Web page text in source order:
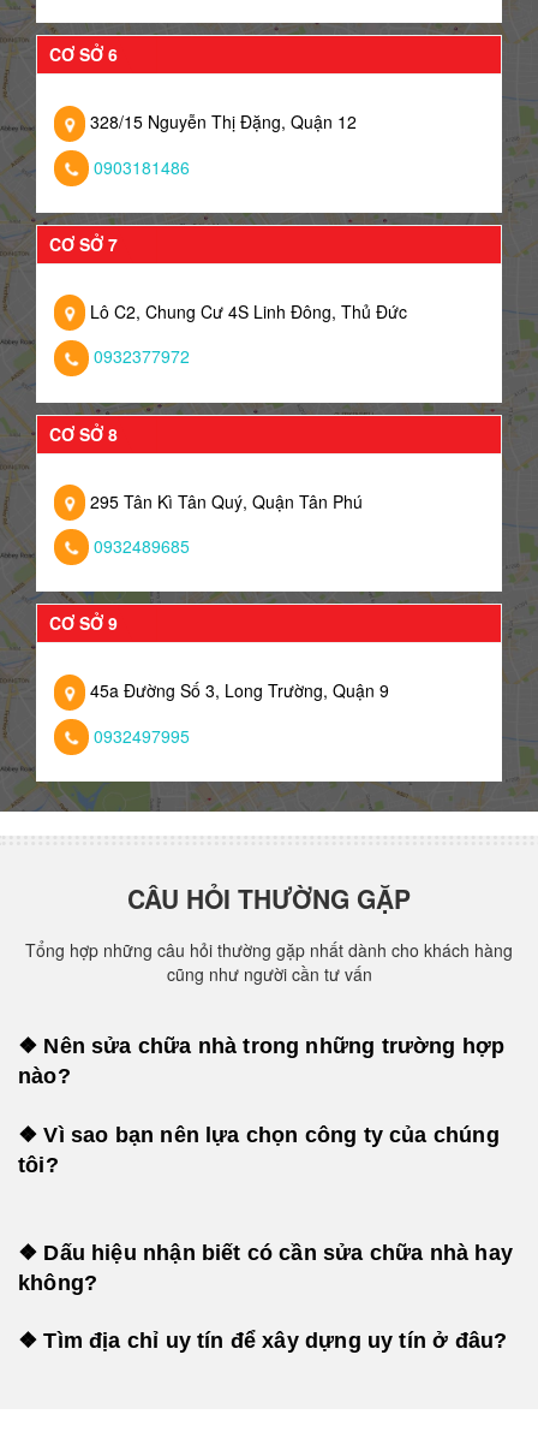
CƠ SỞ 6
328/15 Nguyễn Thị Đặng, Quận 12
0903181486
CƠ SỞ 7
Lô C2, Chung Cư 4S Linh Đông, Thủ Đức
0932377972
CƠ SỞ 8
295 Tân Kì Tân Quý, Quận Tân Phú
0932489685
CƠ SỞ 9
45a Đường Số 3, Long Trường, Quận 9
0932497995
CÂU HỎI THƯỜNG GẶP
Tổng hợp những câu hỏi thường gặp nhất dành cho khách hàng
cũng như người cần tư vấn
❖ Nên sửa chữa nhà trong những trường hợp
nào?
❖ Vì sao bạn nên lựa chọn công ty của chúng
tôi?
❖ Dấu hiệu nhận biết có cần sửa chữa nhà hay
không?
❖ Tìm địa chỉ uy tín để xây dựng uy tín ở đâu?